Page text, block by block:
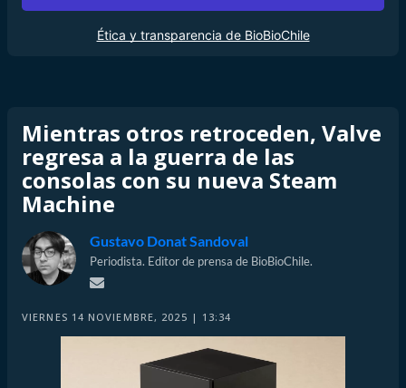
Ética y transparencia de BioBioChile
Mientras otros retroceden, Valve
regresa a la guerra de las
consolas con su nueva Steam
Machine
Gustavo Donat Sandoval
Periodista. Editor de prensa de BioBioChile.
VIERNES 14 NOVIEMBRE, 2025 | 13:34